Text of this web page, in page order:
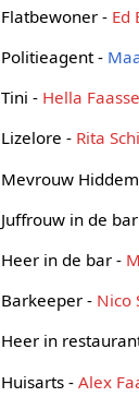
Flatbewoner - Ed
Politieagent -
Tini - Hella
Lizelore - Rita
Mevrouw
Juffrouw in de
Heer in de bar -
Barkeeper - Nico
Heer in
Huisarts -Alex